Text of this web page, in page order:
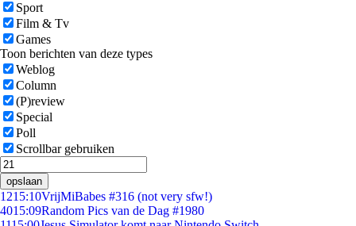
Sport
Film & Tv
Games
Toon berichten van deze types
Weblog
Column
(P)review
Special
Poll
Scrollbar gebruiken
opslaan
1215:10VrijMiBabes #316 (not very sfw!)
4015:09Random Pics van de Dag #1980